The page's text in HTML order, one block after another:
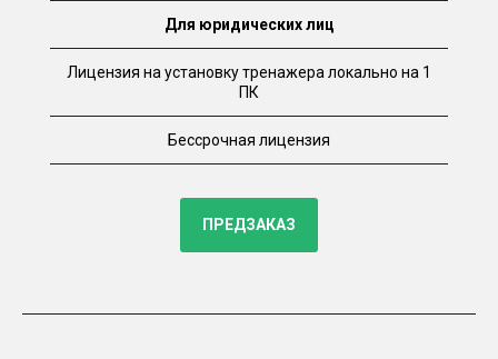
Для юридических лиц
Лицензия на установку тренажера локально на 1
ПК
Бессрочная лицензия
ПРЕДЗАКАЗ